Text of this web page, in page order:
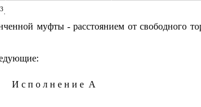
3
муфты - расстоянием от свободного
Исполнение А